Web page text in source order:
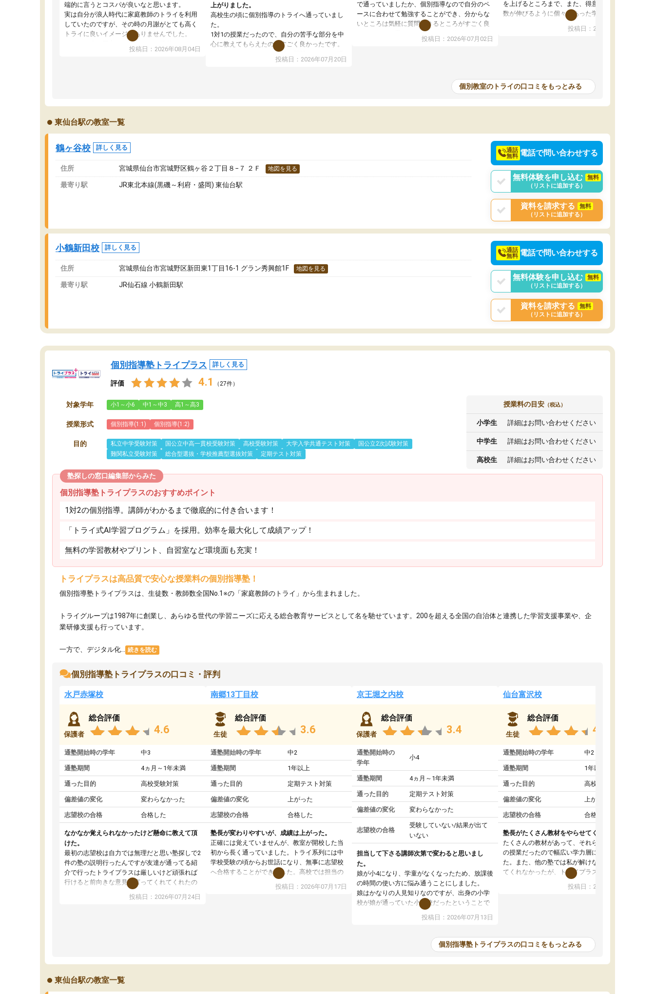
端的に言うとコスパが良いなと思います。
実は自分が浪人時代に家庭教師のトライを利用
していたのですが、その時の月謝がとても高く
トライに良いイメージがありませんでした。
なので、少し不安だったのですが子供がどうし
ても行きたいと言うので利用し始めた形です。
が、それを加味しても通って損はないなと感じ
投稿日：2026年08月04日
上がりました。
高校生の頃に個別指導のトライへ通っていまし
た。
1対1の授業だったので、自分の苦手な部分を中
心に教えてもらえたのがすごく良かったです。
わからないところもその場で質問しやすく、理
解できるまで丁寧に説明してもらえたので、勉
な人には特におすすめできる塾だと思います。
投稿日：2026年07月20日
で通っていましたか、個別指導なので自分のペ
ースに合わせて勉強することができ、分からな
いところは気軽に質問できるところがすごく良
いところだと思いました。また、教科によって
専門の先生にも変えて貰えたので、わかりやす
近くに自分の担当の先生だったり、他の先生が
いるので分からないところをすぐに質問できる
投稿日：2026年07月02日
を上げるところまで、また、得意科目はより点
数が伸びるように個々にあった学習方法で教え
てくれました。また、個別にやってくれること
でわからないところをすぐに質問することがで
した。
投稿日：2026年06月19日
個別教室のトライの口コミをもっとみる
東仙台駅の教室一覧
鶴ヶ谷校 詳しく見る
住所 宮城県仙台市宮城野区鶴ヶ谷２丁目８−７ ２Ｆ 地図を見る
最寄り駅 JR東北本線(黒磯～利府・盛岡) 東仙台駅
通話
無料 電話で問い合わせする
無料体験を申し込む
無料
（リストに追加する）
資料を請求する
無料
（リストに追加する）
小鶴新田校 詳しく見る
住所 宮城県仙台市宮城野区新田東1丁目16-1 グラン秀興館1F 地図を見る
最寄り駅 JR仙石線 小鶴新田駅
通話
無料 電話で問い合わせする
無料体験を申し込む
無料
（リストに追加する）
資料を請求する
無料
（リストに追加する）
個別指導塾トライプラス 詳しく見る
評価 4.1 （27件）
対象学年 小1～小6 中1～中3 高1～高3
授業形式 個別指導(1:1) 個別指導(1:2)
目的 私立中学受験対策 国公立中高一貫校受験対策 高校受験対策 大学入学共通テスト対策
国公立2次試験対策
難関私立受験対策
総合型選抜・学校推薦型選抜対策 定期テスト対策
授業料の目安 （税込）
小学生 詳細はお問い合わせください
中学生 詳細はお問い合わせください
高校生 詳細はお問い合わせください
塾探しの窓口編集部からみた
個別指導塾トライプラスのおすすめポイント
1対2の個別指導。講師がわかるまで徹底的に付き合います！
「トライ式AI学習プログラム」を採用。効率を最大化して成績アップ！
無料の学習教材やプリント、自習室など環境面も充実！
トライプラスは高品質で安心な授業料の個別指導塾！
個別指導塾トライプラスは、生徒数・教師数全国No.1※の「家庭教師のトライ」から生まれました。
トライグループは1987年に創業し、あらゆる世代の学習ニーズに応える総合教育サービスとして名を馳せています。200を超える全国の自治体と連携した学習支援事業や、企
業研修支援も行っています。
一方で、デジタル化... 続きを読む
個別指導塾トライプラスの口コミ・評判
水戸赤塚校
保護者
総合評価
4.6
通塾開始時の学年 中3
通塾期間 4ヵ月～1年未満
通った目的 高校受験対策
偏差値の変化 変わらなかった
志望校の合格 合格した
なかなか覚えられなかったけど懸命に教えて頂
けた。
最初の志望校は自力では無理だと思い塾探しで2
件の塾の説明行ったんですが友達が通ってる紹
介で行ったトライプラスは厳しいけど頑張れば
行けると前向きな意見を言ってくれてくれたの
で希望のある方に決めました。しかし、塾行っ
てるからと自宅での勉強もおろそかになって成
投稿日：2026年07月24日
南郷13丁目校
生徒
総合評価
3.6
通塾開始時の学年 中2
通塾期間 1年以上
通った目的 定期テスト対策
偏差値の変化 上がった
志望校の合格 合格した
塾長が変わりやすいが、成績は上がった。
正確には覚えていませんが、教室が開校した当
初から長く通っていました。トライ系列には中
学校受験の頃からお世話になり、無事に志望校
へ合格することができました。高校では担当の
先生との相性が良く、苦手科目の成績向上や英
検3級合格につながりました。また、総合型選抜
投稿日：2026年07月17日
京王堀之内校
保護者
総合評価
3.4
通塾開始時の
学年
小4
通塾期間 4ヵ月～1年未満
通った目的 定期テスト対策
偏差値の変化 変わらなかった
志望校の合格
受験していない/結果が出て
いない
担当して下さる講師次第で変わると思いまし
た。
娘が小4になり、学童がなくなったため、放課後
の時間の使い方に悩み通うことにしました。
娘はかなりの人見知りなのですが、出身の小学
校が娘が通っていた小学校だったということで
話の合った講師の方の元で、楽しく授業を受け
め、娘も通うのが楽しくなくなってしまい、結
局やめてしまったという経緯があります。
はないかと感じています。
投稿日：2026年07月13日
仙台富沢校
生徒
総合評価
4.8
通塾開始時の学年 中2
通塾期間 1年以上
通った目的 高校受験対策
偏差値の変化 上がった
志望校の合格 合格した
塾長がたくさん教材をやらせてくれて良かった
たくさんの教材があって、それらを使いながら
の授業だったので幅広い学力層に対応してくれ
た。また、他の塾では私が解けない問題を出し
てくれなかったが、トライプラスでは物凄く難
しい問題まで取り揃えていてやらせてくれたの
で自分でも無駄になっていない感じがして良か
うかと親が検討している。
投稿日：2026年06月27日
個別指導塾トライプラスの口コミをもっとみる
東仙台駅の教室一覧